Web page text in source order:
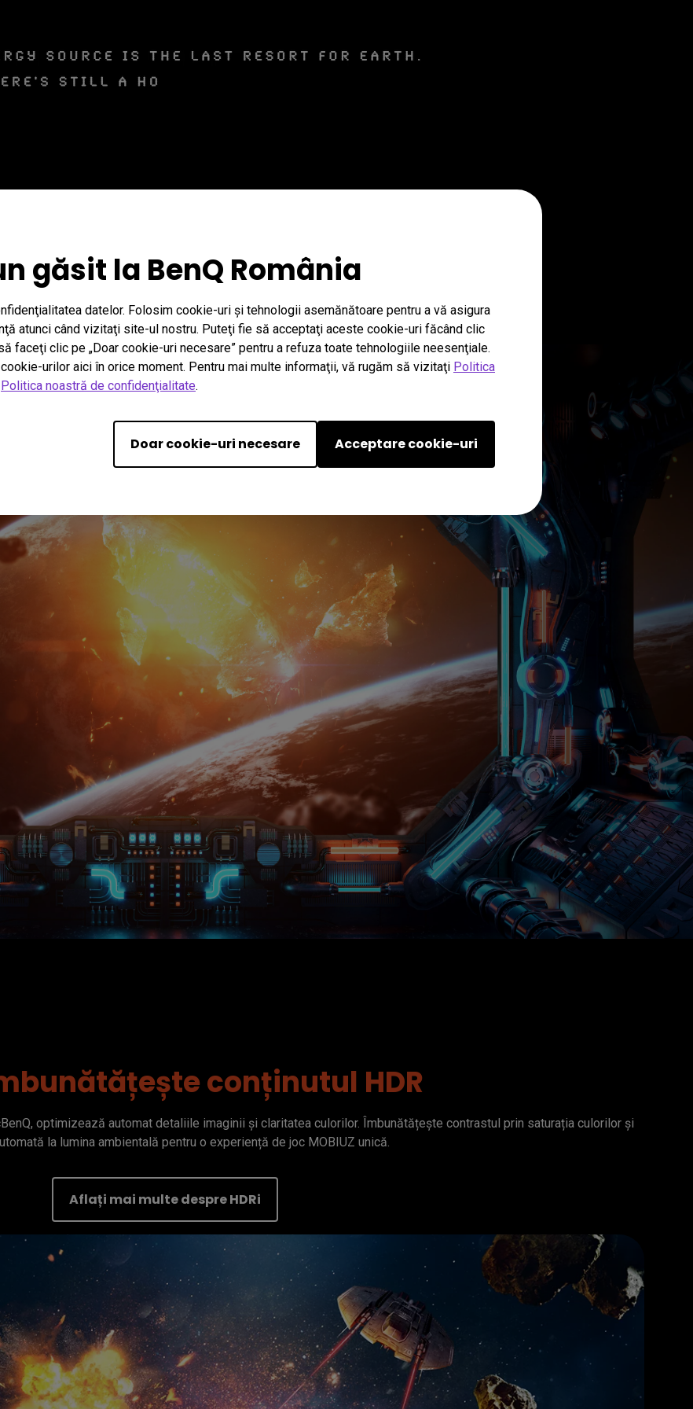
găsit la BenQ România
datelor. Folosim cookie-uri şi tehnologii asemănătoare pentru a vă asigura
atunci când vizitaţi site-ul nostru. Puteţi fie să acceptaţi aceste cookie-uri făcând clic
faceţi clic pe „Doar cookie-uri necesare” pentru a refuza toate tehnologiile neesenţiale.
urilor aici în orice moment. Pentru mai multe informaţii, vă rugăm să vizitaţi Politica
Politica noastră de confidenţialitate.
Doar cookie-uri necesare Acceptare cookie-uri
experiența MOBIUZ
conținutul HDR
optimizează automat detaliile imaginii și claritatea culorilor. Îmbunătățește contrastul prin saturația culorilor și
la lumina ambientală pentru o experiență de joc MOBIUZ unică.
Aflați mai multe despre HDRi